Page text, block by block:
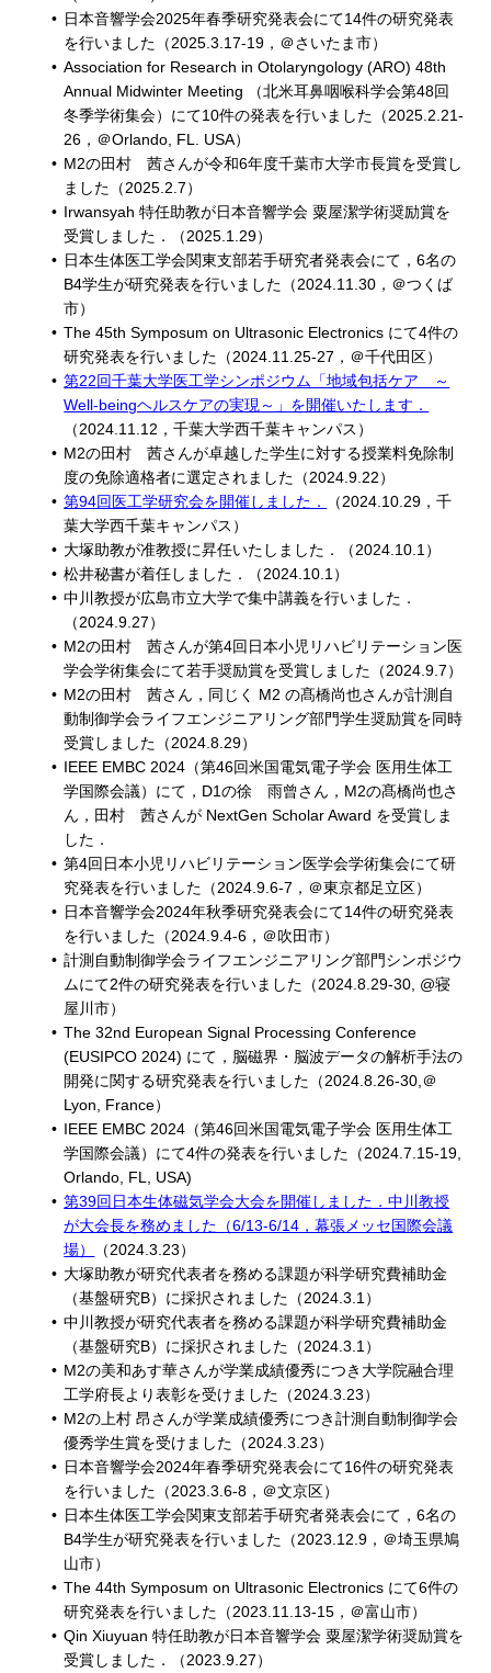
日本音響学会2025年春季研究発表会にて14件の研究発表
を行いました（2025.3.17-19，＠さいたま市）
Association for Research in Otolaryngology (ARO) 48th
Annual Midwinter Meeting （北米耳鼻咽喉科学会第48回
冬季学術集会）にて10件の発表を行いました（2025.2.21-
26，＠Orlando, FL. USA）
M2の田村 茜さんが令和6年度千葉市大学市長賞を受賞し
ました（2025.2.7）
Irwansyah 特任助教が日本音響学会 粟屋潔学術奨励賞を
受賞しました．（2025.1.29）
日本生体医工学会関東支部若手研究者発表会にて，6名の
B4学生が研究発表を行いました（2024.11.30，＠つくば
市）
The 45th Symposum on Ultrasonic Electronics にて4件の
研究発表を行いました（2024.11.25-27，＠千代田区）
第22回千葉大学医工学シンポジウム「地域包括ケア ～
Well-beingヘルスケアの実現～」を開催いたします．
（2024.11.12，千葉大学西千葉キャンパス）
M2の田村 茜さんが卓越した学生に対する授業料免除制
度の免除適格者に選定されました（2024.9.22）
第94回医工学研究会を開催しました．
（2024.10.29，千
葉大学西千葉キャンパス）
大塚助教が准教授に昇任いたしました．（2024.10.1）
松井秘書が着任しました．（2024.10.1）
中川教授が広島市立大学で集中講義を行いました．
（2024.9.27）
M2の田村 茜さんが第4回日本小児リハビリテーション医
学会学術集会にて若手奨励賞を受賞しました（2024.9.7）
M2の田村 茜さん，同じく M2 の髙橋尚也さんが計測自
動制御学会ライフエンジニアリング部門学生奨励賞を同時
受賞しました（2024.8.29）
IEEE EMBC 2024（第46回米国電気電子学会 医用生体工
学国際会議）にて，D1の徐 雨曾さん，M2の髙橋尚也さ
ん，田村 茜さんが NextGen Scholar Award を受賞しま
した．
第4回日本小児リハビリテーション医学会学術集会にて研
究発表を行いました（2024.9.6-7，＠東京都足立区）
日本音響学会2024年秋季研究発表会にて14件の研究発表
を行いました（2024.9.4-6，＠吹田市）
計測自動制御学会ライフエンジニアリング部門シンポジウ
ムにて2件の研究発表を行いました（2024.8.29-30, @寝
屋川市）
The 32nd European Signal Processing Conference
(EUSIPCO 2024) にて，脳磁界・脳波データの解析手法の
開発に関する研究発表を行いました（2024.8.26-30,＠
Lyon, France）
IEEE EMBC 2024（第46回米国電気電子学会 医用生体工
学国際会議）にて4件の発表を行いました（2024.7.15-19,
Orlando, FL, USA)
第39回日本生体磁気学会大会を開催しました．中川教授
が大会長を務めました（6/13-6/14，幕張メッセ国際会議
場）
（2024.3.23）
大塚助教が研究代表者を務める課題が科学研究費補助金
（基盤研究B）に採択されました（2024.3.1）
中川教授が研究代表者を務める課題が科学研究費補助金
（基盤研究B）に採択されました（2024.3.1）
M2の美和あす華さんが学業成績優秀につき大学院融合理
工学府長より表彰を受けました（2024.3.23）
M2の上村 昂さんが学業成績優秀につき計測自動制御学会
優秀学生賞を受けました（2024.3.23）
日本音響学会2024年春季研究発表会にて16件の研究発表
を行いました（2023.3.6-8，＠文京区）
日本生体医工学会関東支部若手研究者発表会にて，6名の
B4学生が研究発表を行いました（2023.12.9，＠埼玉県鳩
山市）
The 44th Symposum on Ultrasonic Electronics にて6件の
研究発表を行いました（2023.11.13-15，＠富山市）
Qin Xiuyuan 特任助教が日本音響学会 粟屋潔学術奨励賞を
受賞しました．（2023.9.27）